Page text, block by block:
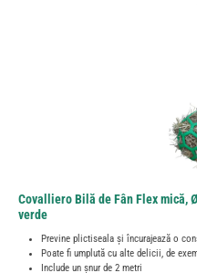
Covalliero Bilă de Fân Flex mică,
verde
Previne plictiseala și încurajează o
Poate fi umplută cu alte delicii, de
Include un șnur de 2 metri